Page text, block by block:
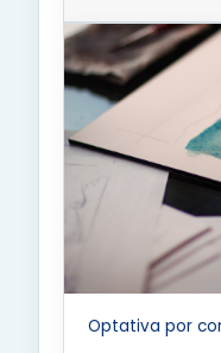
Optativa por